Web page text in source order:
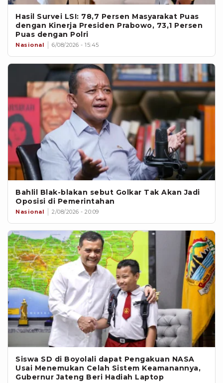
Hasil Survei LSI: 78,7 Persen Masyarakat Puas
dengan Kinerja Presiden Prabowo, 73,1 Persen
Puas dengan Polri
Nasional 6/08/2026 - 15:45
Bahlil Blak-blakan sebut Golkar Tak Akan Jadi
Oposisi di Pemerintahan
Nasional 2/08/2026 - 20:09
Siswa SD di Boyolali dapat Pengakuan NASA
Usai Menemukan Celah Sistem Keamanannya,
Gubernur Jateng Beri Hadiah Laptop